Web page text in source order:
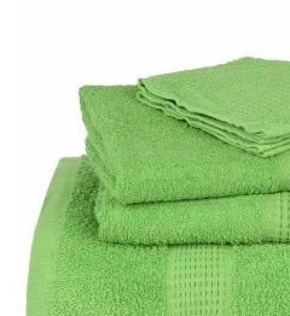
Купи на изплащане
Credit calculator
Кърпи за пране FROGN 10
см 360 г/м²
Please select credit institution
Цена на продукта: €18.00
Extraction of information from
Предоставената таблица е
Добавете продукта в
количката" и при поръчка